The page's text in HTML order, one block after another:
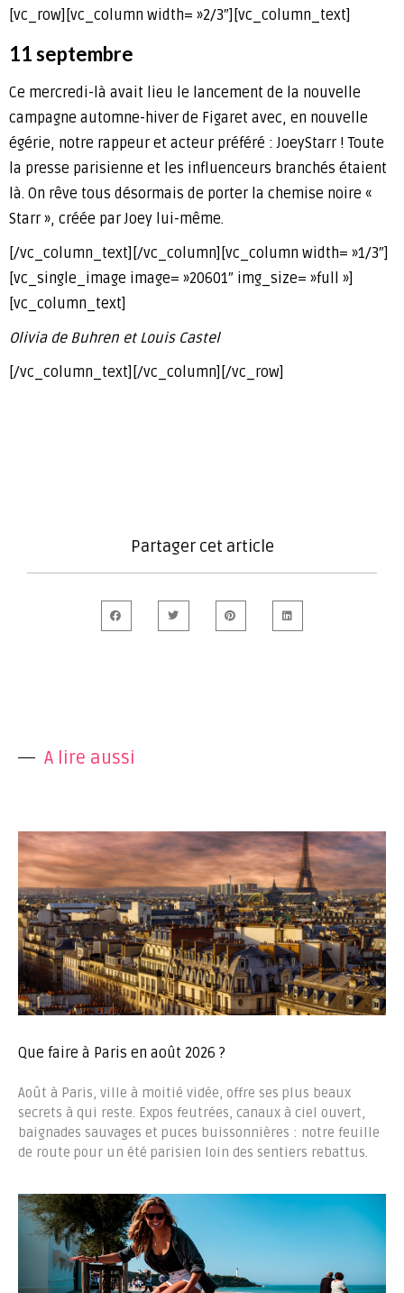
[vc_row][vc_column width= »2/3″][vc_column_text]
11 septembre
Ce mercredi-là avait lieu le lancement de la nouvelle
campagne automne-hiver de Figaret avec, en nouvelle
égérie, notre rappeur et acteur préféré : JoeyStarr ! Toute
la presse parisienne et les influenceurs branchés étaient
là. On rêve tous désormais de porter la chemise noire «
Starr », créée par Joey lui-même.
[/vc_column_text][/vc_column][vc_column width= »1/3″]
[vc_single_image image= »20601″ img_size= »full »]
[vc_column_text]
Olivia de Buhren et Louis Castel
[/vc_column_text][/vc_column][/vc_row]
Partager cet article
A lire aussi
Que faire à Paris en août 2026 ?
Août à Paris, ville à moitié vidée, offre ses plus beaux
secrets à qui reste. Expos feutrées, canaux à ciel ouvert,
baignades sauvages et puces buissonnières : notre feuille
de route pour un été parisien loin des sentiers rebattus.